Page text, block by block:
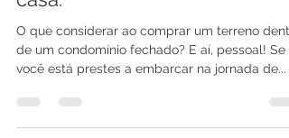
O que considerar ao comprar um terreno
de um condomínio fechado? E aí, pessoal! Se
você está prestes a embarcar na jornada de...